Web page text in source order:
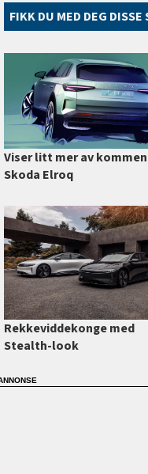
FIKK DU MED DEG DISSE
Viser litt mer av
Skoda Elroq
Rekkeviddekonge med
Stealth-look